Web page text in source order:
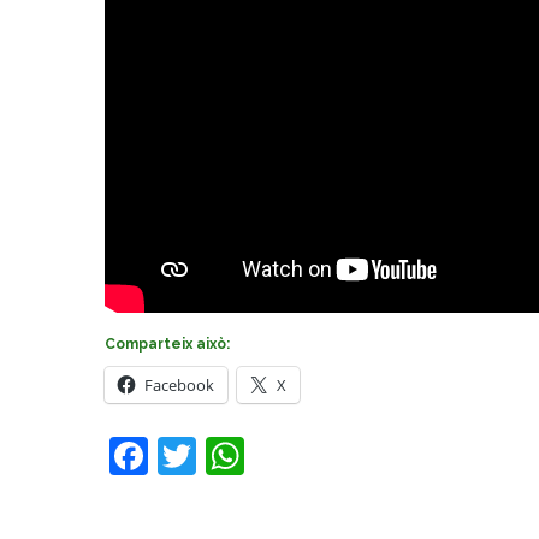
Comparteix això:
Facebook X
Facebook
Twitter